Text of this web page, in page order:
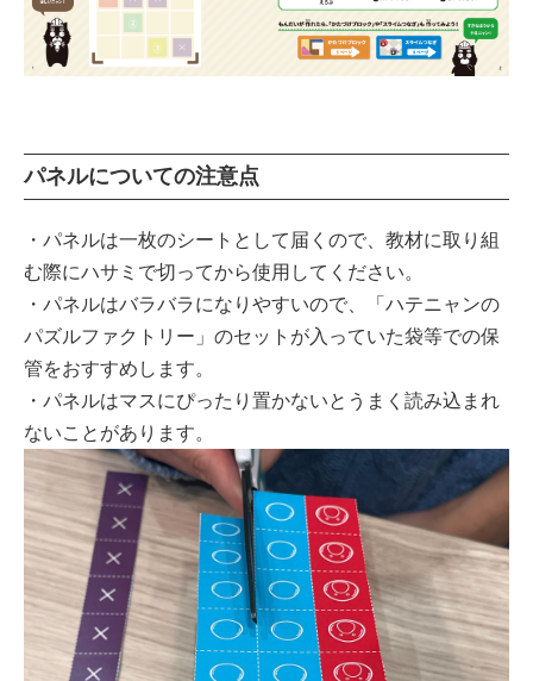
パネルについての注意点
・パネルは一枚のシートとして届くので、教材に取り組
む際にハサミで切ってから使用してください。
・パネルはバラバラになりやすいので、「ハテニャンの
パズルファクトリー」のセットが入っていた袋等での保
管をおすすめします。
・パネルはマスにぴったり置かないとうまく読み込まれ
ないことがあります。